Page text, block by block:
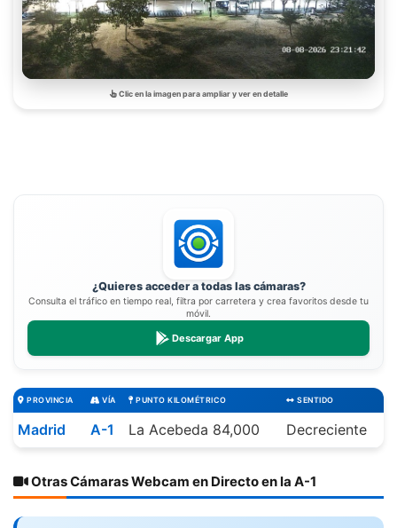
Clic en la imagen para ampliar y ver en detalle
¿Quieres acceder a todas las cámaras?
Consulta el tráfico en tiempo real, filtra por carretera y crea favoritos desde tu
móvil.
Descargar App
PROVINCIA VÍA PUNTO KILOMÉTRICO SENTIDO
Madrid A-1 La Acebeda 84,000 Decreciente
Otras Cámaras Webcam en Directo en la A-1